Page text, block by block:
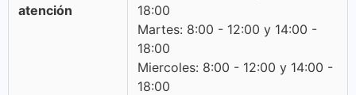
atención
18:00
Martes: 8:00 - 12:00 y 14:00 -
18:00
Miercoles: 8:00 - 12:00 y 14:00 -
18:00